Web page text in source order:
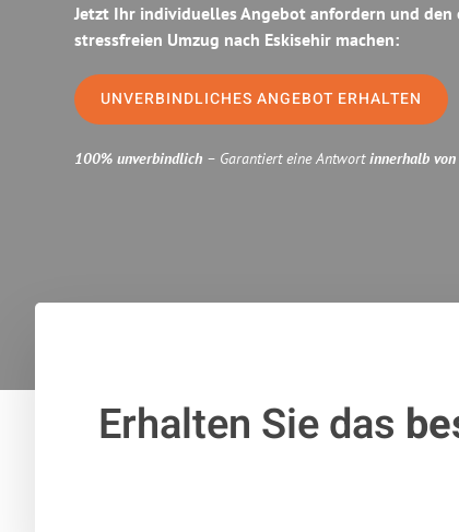
Jetzt Ihr individuelles Angebot anfordern und den
stressfreien Umzug nach Eskisehir machen:
UNVERBINDLICHES ANGEBOT ERHALTEN
100% unverbindlich – Garantiert eine Antwortinnerhalb
Erhalten Sie das